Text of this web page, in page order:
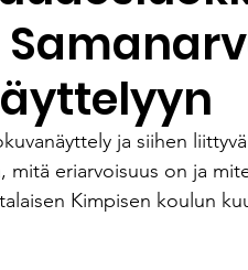
ja siihen
mitä eriarvoisuus on ja
Kimpisen koulun